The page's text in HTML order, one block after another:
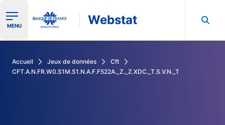
Ouvrir le menu de navigation
MENU Webstat
Accueil Jeux de données
Cft
CFT.A.N.FR.W0.S1M.S1.N.A.F.F522A._Z._Z.XDC._T.S.V.N._T